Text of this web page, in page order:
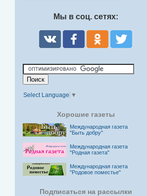
Мы в соц. сетях:
Select Language ▼
Хорошие газеты
Международная газета
"Быть добру"
Международная газета
"Родная газета"
Международная газета
"Родовое поместье"
Подписаться на рассылки